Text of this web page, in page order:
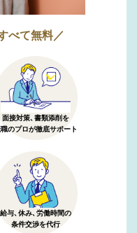
べて無料／
面接対策、書類添削を
のプロが徹底サポート
給与、休み、労働時間の
条件交渉を代行